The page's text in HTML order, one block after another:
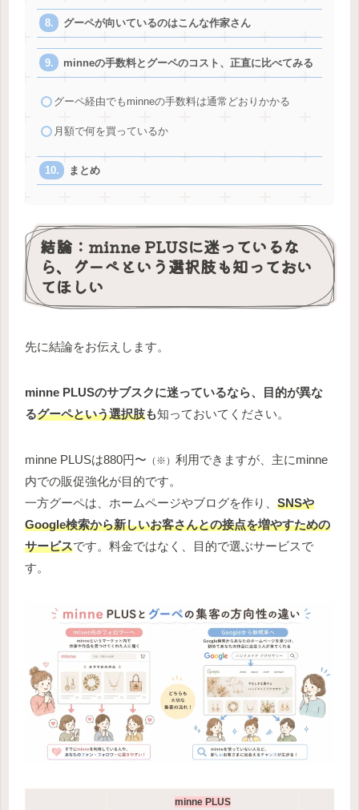
グーペが向いているのはこんな作家さん
minneの手数料とグーペのコスト、正直に比べてみる
グーペ経由でもminneの手数料は通常どおりかかる
月額で何を買っているか
まとめ
結論：minne PLUSに迷っているな
ら、グーペという選択肢も知っておい
てほしい
先に結論をお伝えします。
minne PLUSのサブスクに迷っているなら、目的が異な
るグーペという選択肢も知っておいてください。
minne PLUSは880円〜 （※） 利用できますが、主にminne
内での販促強化が目的です。
一方グーペは、ホームページやブログを作り、 SNSや
Google検索から新しいお客さんとの接点を増やすための
サービスです。料金ではなく、目的で選ぶサービスで
す。
minne PLUS